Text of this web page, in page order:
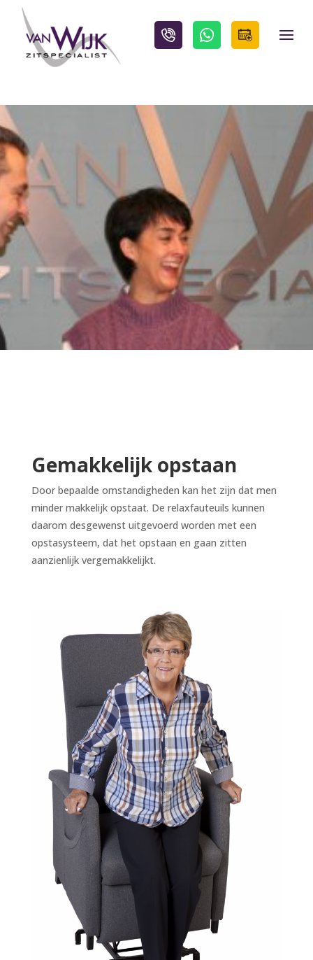
Gemakkelijk opstaan
Door bepaalde omstandigheden kan het zijn dat men
minder makkelijk opstaat. De relaxfauteuils kunnen
daarom desgewenst uitgevoerd worden met een
opstasysteem, dat het opstaan en gaan zitten
aanzienlijk vergemakkelijkt.